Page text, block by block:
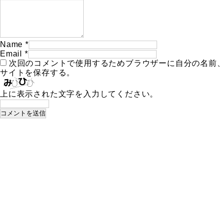
Name *
Email
*
次回のコメントで使用するためブラウザーに自分の名前
サイトを保存する。
上に表示された文字を入力してください。